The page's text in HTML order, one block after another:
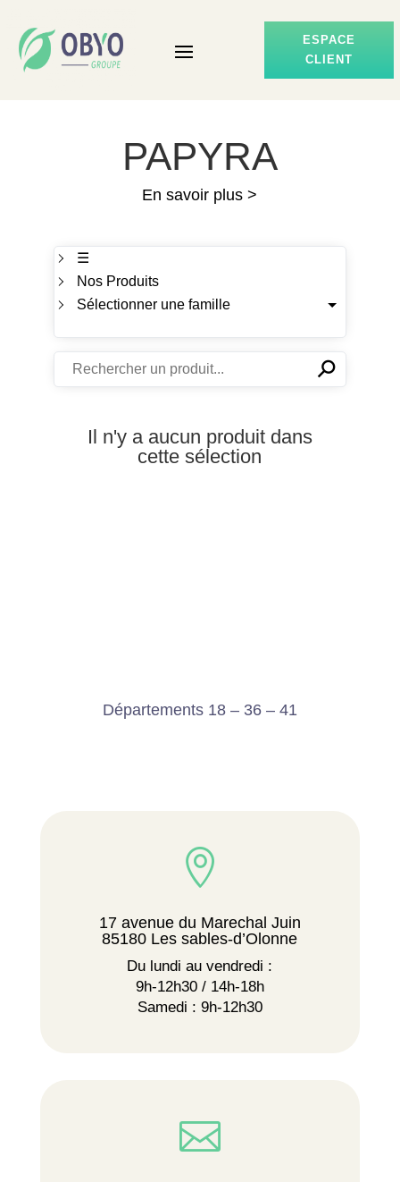
ESPACE
CLIENT
PAPYRA
En savoir plus >
☰
Nos Produits
Sélectionner une famille
✕⚲
Il n'y a aucun produit dans
cette sélection
Départements 18 – 36 – 41

17 avenue du Marechal Juin
85180 Les sables-d’Olonne
Du lundi au vendredi :
9h-12h30 / 14h-18h
Samedi : 9h-12h30
